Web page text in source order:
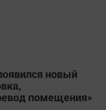
новый
помещения»